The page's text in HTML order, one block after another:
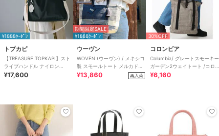
¥1888ｸｰﾎﾟﾝ
トプカピ
【TREASURE TOPKAPI】スト
ライプハンドル ナイロン
2way トートバッグ A4対応
¥17,600
期間限定SALE
¥1888ｸｰﾎﾟﾝ
ウーヴン
WOVEN (ウーヴン) / メキシコ
製 スモールトート メルカドバ
ッグ かごバッグ
¥13,860 再入荷
30%OFF
コロンビア
Columbia/ グレートスモーキー
ガーデン2ウェイトート /コロ
ンビア
¥6,160